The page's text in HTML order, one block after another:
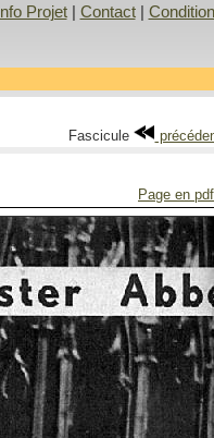
Info Projet| Contact|
Fascicule
Page en pdf